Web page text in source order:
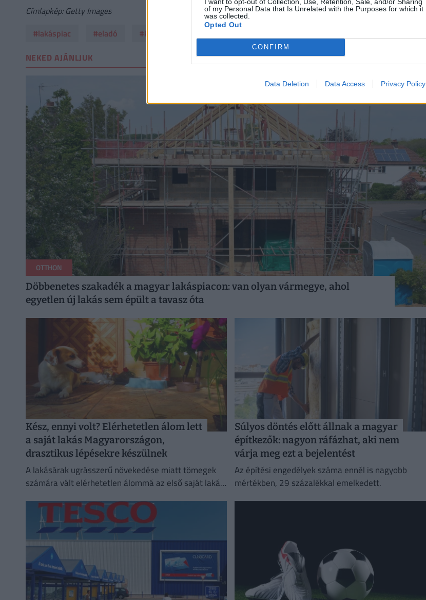
of my Personal Data that Is Unrelated with the Purposes for which it
was collected.
Opted Out
CONFIRM
Data Deletion Data Access Privacy Policy
Címlapkép: Getty Images
#lakáspiac
#eladó #kereslet
NEKED AJÁNLJUK
OTTHON
Döbbenetes szakadék a magyar lakáspiacon: van olyan vármegye, ahol
egyetlen új lakás sem épült a tavasz óta
Kész, ennyi volt? Elérhetetlen álom lett
a saját lakás Magyarországon,
drasztikus lépésekre készülnek
A lakásárak ugrásszerű növekedése miatt tömegek
számára vált elérhetetlen álommá az első saját lakás
Súlyos döntés előtt állnak a magyar
építkezők: nagyon ráfázhat, aki nem
várja meg ezt a bejelentést
Az építési engedélyek száma ennél is nagyobb
mértékben, 29 százalékkal emelkedett.